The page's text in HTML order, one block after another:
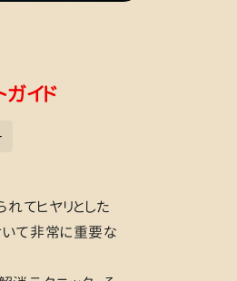
イド
てヒヤリとした
いて非常に重要な